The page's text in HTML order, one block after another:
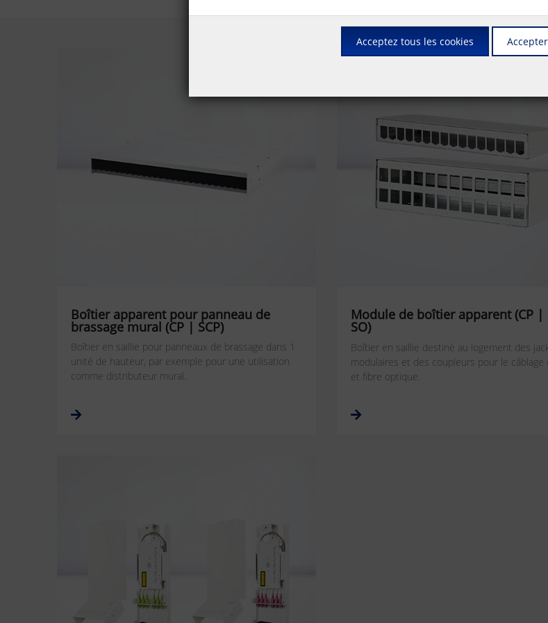
Boîtier apparent pour panneau de
brassage mural (CP | SCP)
Boîtier en saillie pour panneaux de brassage dans 1
unité de hauteur, par exemple pour une utilisation
comme distributeur mural.
Module de boîtier apparent (CP |
SO)
Boîtier en saillie destiné au logement des
modulaires et des coupleurs pour le câblage
et fibre optique.
Acceptez tous les cookies